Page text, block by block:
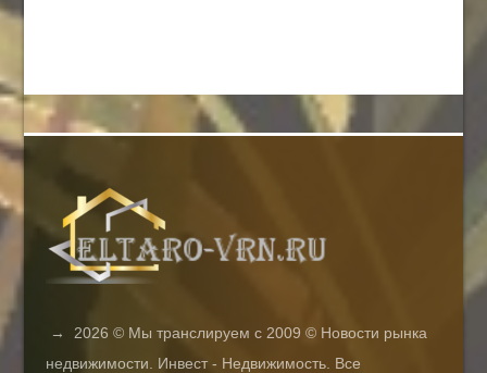
→ 2026 © Мы транслируем с 2009 © Новости рынка
недвижимости. Инвест - Недвижимость. Все